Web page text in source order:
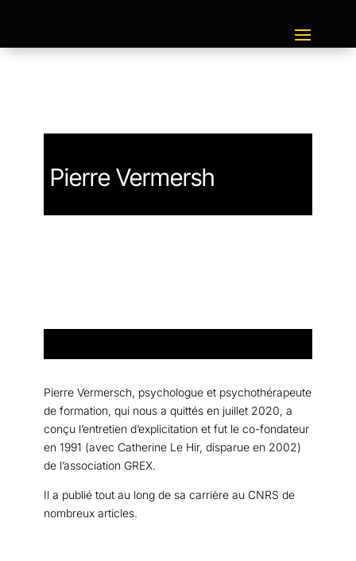
Pierre Vermersh
Pierre Vermersch, psychologue et psychothérapeute
de formation, qui nous a quittés en juillet 2020, a
conçu l’entretien d’explicitation et fut le co-fondateur
en 1991 (avec Catherine Le Hir, disparue en 2002)
de l’association GREX.
Il a publié tout au long de sa carrière au CNRS de
nombreux articles.